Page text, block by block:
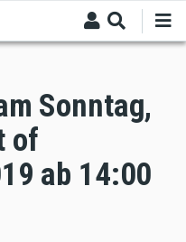
Sonntag,
of
ab 14:00